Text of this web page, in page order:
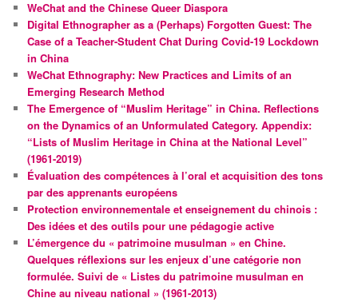
WeChat and the Chinese Queer Diaspora
Digital Ethnographer as a (Perhaps) Forgotten Guest: The
Case of a Teacher-Student Chat During Covid-19 Lockdown
in China
WeChat Ethnography: New Practices and Limits of an
Emerging Research Method
The Emergence of “Muslim Heritage” in China. Reflections
on the Dynamics of an Unformulated Category. Appendix:
“Lists of Muslim Heritage in China at the National Level”
(1961-2019)
Évaluation des compétences à l’oral et acquisition des tons
par des apprenants européens
Protection environnementale et enseignement du chinois :
Des idées et des outils pour une pédagogie active
L’émergence du « patrimoine musulman » en Chine.
Quelques réflexions sur les enjeux d’une catégorie non
formulée. Suivi de « Listes du patrimoine musulman en
Chine au niveau national » (1961-2013)